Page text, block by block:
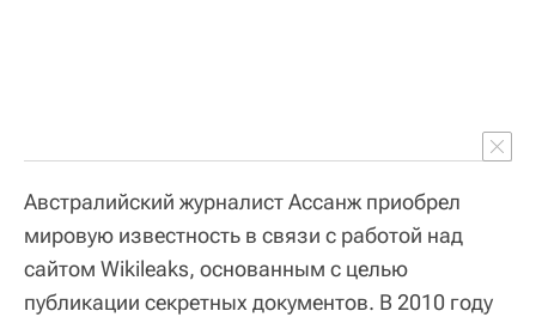
Австралийский журналист Ассанж приобрел
мировую известность в связи с работой над
сайтом Wikileaks, основанным с целью
публикации секретных документов. В 2010 году